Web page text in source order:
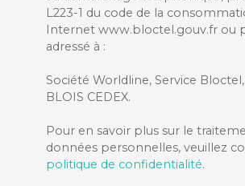
L223-1 du code de la
Internet www.bloctel.gouv.fr ou
adressé à :
Société Worldline, Service Bloctel,
BLOIS CEDEX.
Pour en savoir plus sur le
données personnelles, veuillez
politique de confidentialité.